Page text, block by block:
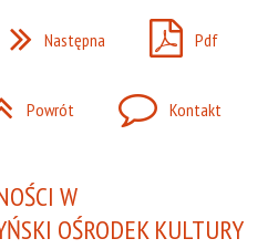
Następna Pdf
Powrót Kontakt
W
OŚRODEK KULTURY